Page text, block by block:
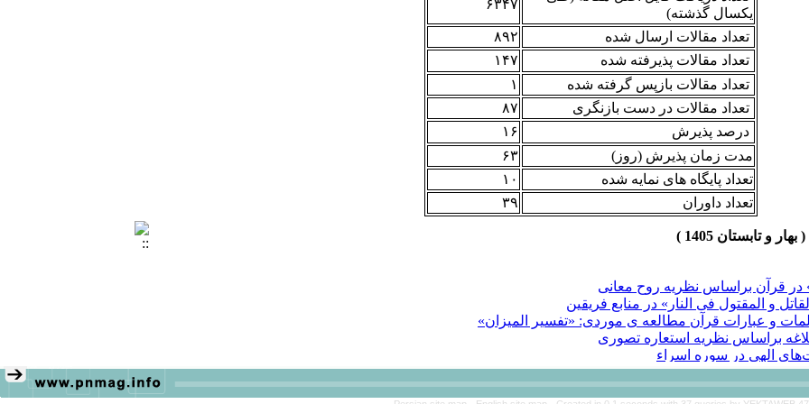
یکسال گذشته)
۶۳۴۷
تعداد مقالات ارسال شده
۸۹۲
تعداد مقالات پذیرفته شده
۱۴۷
تعداد مقالات بازپس گرفته شده
۱
تعداد مقالات در دست بازنگری
۸۷
درصد پذیرش
۱۶
مدت زمان پذیرش (روز)
۶۳
تعداد پایگاه های نمایه شده
۱۰
تعداد داوران
۳۹
قرآن براساس نظریه روح معانی
و المقتول فی النار» در منابع فریقین
و عبارات قرآن مطالعه ی موردی: «تفسیر المیزان»
براساس نظریه استعاره تصوری
الهی در سوره اسراء
شفاعت و شفاعت خواهی: بررسی قرآنی و روایی
به روایات فضایل حضرت زهرا سلام‌الله علیها"